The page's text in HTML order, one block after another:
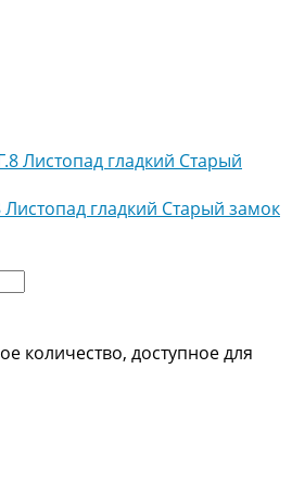
гладкий Старый замок
количество, доступное для